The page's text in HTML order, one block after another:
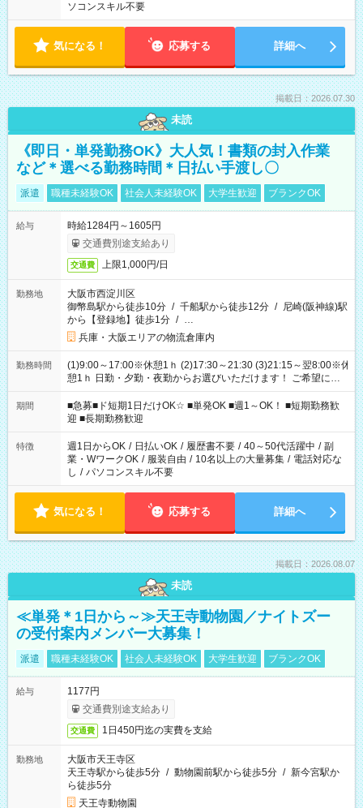
ソコンスキル不要
気になる！ 応募する 詳細へ
掲載日：2026.07.30
未読
《即日・単発勤務OK》大人気！書類の封入作業
など＊選べる勤務時間＊日払い手渡し〇
派遣 職種未経験OK 社会人未経験OK 大学生歓迎 ブランクOK
給与
時給1284円～1605円
交通費別途支給あり
交通費 上限1,000円/日
勤務地
大阪市西淀川区
御幣島駅から徒歩10分 / 千船駅から徒歩12分 / 尼崎(阪神線)駅
から【登録地】徒歩1分 / …
兵庫・大阪エリアの物流倉庫内
勤務時間
(1)9:00～17:00※休憩1ｈ (2)17:30～21:30 (3)21:15～翌8:00※休
憩1ｈ 日勤・夕勤・夜勤からお選びいただけます！ ご希望に合
わせて働けるお仕事です(*^^*) 【その他選べる勤務時間】 8-17
時/9-17時/9-18時/10-18時/11-21時/18-22時/20-翌4時/21-翌5
時/22-翌6時/0-翌8時 ご自身のご都合で選んで頂ける完全自由シ
フト！
期間
■急募■ド短期1日だけOK☆ ■単発OK ■週1～OK！ ■短期勤務歓
迎 ■長期勤務歓迎
特徴 週1日からOK / 日払いOK / 履歴書不要 / 40～50代活躍中 / 副
業・WワークOK / 服装自由 / 10名以上の大量募集 / 電話対応な
し / パソコンスキル不要
気になる！ 応募する 詳細へ
掲載日：2026.08.07
未読
≪単発＊1日から～≫天王寺動物園／ナイトズー
の受付案内メンバー大募集！
派遣 職種未経験OK 社会人未経験OK 大学生歓迎 ブランクOK
給与
1177円
交通費別途支給あり
交通費 1日450円迄の実費を支給
勤務地
大阪市天王寺区
天王寺駅から徒歩5分 / 動物園前駅から徒歩5分 / 新今宮駅か
ら徒歩5分
天王寺動物園